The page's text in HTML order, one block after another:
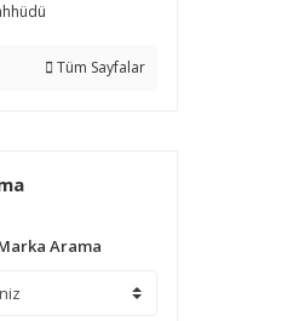
Tüm Sayfalar
Arama